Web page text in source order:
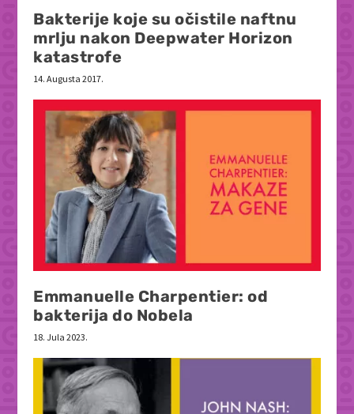
Bakterije koje su očistile naftnu
mrlju nakon Deepwater Horizon
katastrofe
14. Augusta 2017.
Emmanuelle Charpentier: od
bakterija do Nobela
18. Jula 2023.